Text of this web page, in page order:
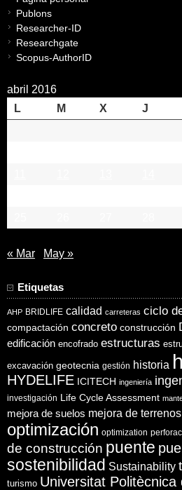
Publons
Researcher-ID
Researchgate
Scopus-AuthorID
abril 2016
L
M X J
« Mar May »
Etiquetas
AHP BRIDLIFE calidad carreteras ciclo
compactación concreto construcción
edificación encofrado estructuras
excavación geotecnia gestión historia
HYDELIFE ICITECH ingeniería
investigación Life Cycle Assessment
mejora de suelos mejora de terrenos
optimización optimization
de construcción puente
sostenibilidad Sustainability
turismo Universitat Politècnica